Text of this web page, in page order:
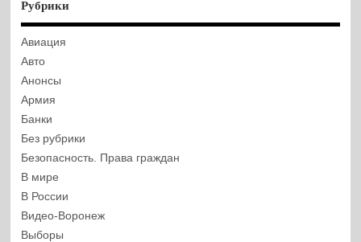
Рубрики
Авиация
Авто
Анонсы
Армия
Банки
Без рубрики
Безопасность. Права граждан
В мире
В России
Видео-Воронеж
Выборы